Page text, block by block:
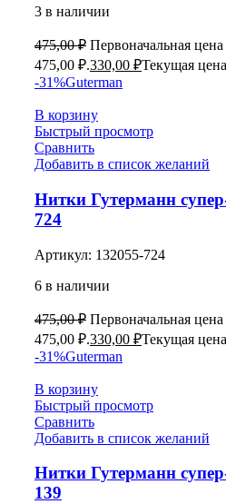
3 в наличии
475,00₽ Первоначальная цена
475,00 ₽.330,00 ₽Текущая
-31%Guterman
В корзину
Быстрый просмотр
Сравнить
Добавить в список желаний
Нитки Гутерманн
724
Артикул: 132055-724
6 в наличии
475,00₽ Первоначальная цена
475,00 ₽.330,00 ₽Текущая
-31%Guterman
В корзину
Быстрый просмотр
Сравнить
Добавить в список желаний
Нитки Гутерманн
139